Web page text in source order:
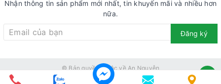
Nhận thông tin sản phẩm mới nhất, tin khuyến mãi và nhiều hơn
nữa.
Đăng ký
© Bản quyền thuộc về An Nguyễn
Code bởi